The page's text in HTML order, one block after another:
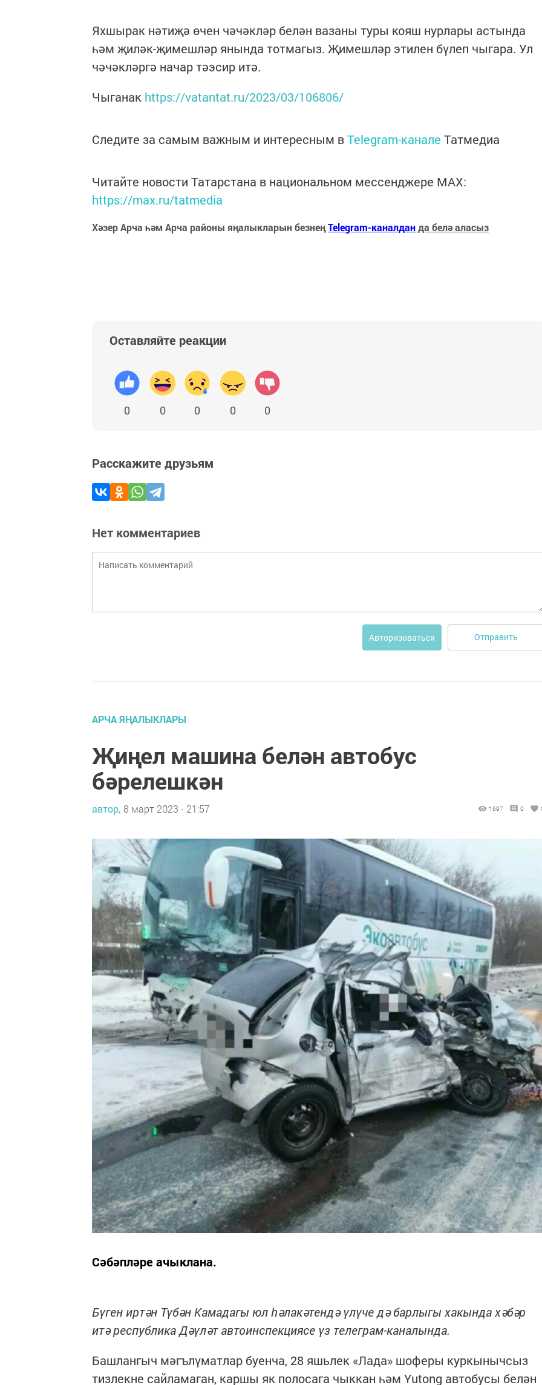
Яхшырак нәтиҗә өчен чәчәкләр белән вазаны туры кояш нурлары астында
һәм җиләк-җимешләр янында тотмагыз. Җимешләр этилен бүлеп чыгара. Ул
чәчәкләргә начар тәэсир итә.
Чыганак https://vatantat.ru/2023/03/106806/
Следите за самым важным и интересным вTelegram-канале Татмедиа
Читайте новости Татарстана в национальном мессенджере MАХ:
https://max.ru/tatmedia
Хәзер Арча һәм Арча районы яңалыкларын безнеңTelegram-каналданда белә аласыз
Оставляйте реакции
0 0 0 0 0
Расскажите друзьям
Нет комментариев
Авторизоваться Отправить
АРЧА ЯҢАЛЫКЛАРЫ
Җиңел машина белән автобус
бәрелешкән
автор, 8 март 2023 - 21:57 1697 0
Сәбәпләре ачыклана.
Бүген иртән Түбән Камадагы юл һәлакәтендә үлүче дә барлыгы хакында хәбәр
итә республика Дәүләт автоинспекциясе үз телеграм-каналында.
Башлангыч мәгълүматлар буенча, 28 яшьлек «Лада» шоферы куркынычсыз
тизлекне сайламаган, каршы як полосага чыккан һәм Yutong автобусы белән